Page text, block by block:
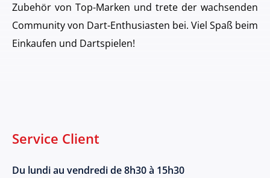
Zubehör von Top-Marken und trete der wachsenden
Community von Dart-Enthusiasten bei. Viel Spaß beim
Einkaufen und Dartspielen!
Service Client
Du lundi au vendredi de 8h30 à 15h30